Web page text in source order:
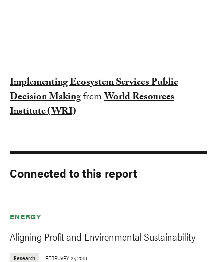
Implementing Ecosystem Services Public
Decision MakingfromWorld Resources
Institute (WRI)
Connected to this report
ENERGY
Aligning Profit and Environmental Sustainability
Research FEBRUARY 27, 2013